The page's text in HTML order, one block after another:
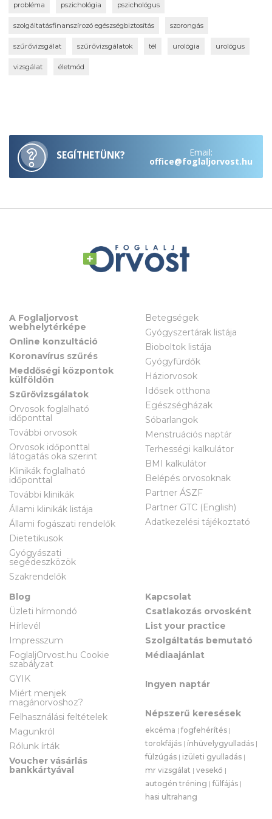
probléma pszichológia pszichológus
szolgáltatásfinanszírozó egészségbiztosítás szorongás
szűrővizsgálat szűrővizsgálatok tél urológia urológus
vizsgálat életmód
SEGÍTHETÜNK? Email:
office@foglaljorvost.hu
A Foglaljorvost
webhelytérképe
Online konzultáció
Koronavírus szűrés
Meddőségi központok
külföldön
Szűrővizsgálatok
Orvosok foglalható
időponttal
További orvosok
Orvosok időponttal
látogatás oka szerint
Klinikák foglalható
időponttal
További klinikák
Állami klinikák listája
Állami fogászati rendelők
Dietetikusok
Gyógyászati
segédeszközök
Szakrendelők
Betegségek
Gyógyszertárak listája
Bioboltok listája
Gyógyfürdők
Háziorvosok
Idősek otthona
Egészségházak
Sóbarlangok
Menstruációs naptár
Terhességi kalkulátor
BMI kalkulátor
Belépés orvosoknak
Partner ÁSZF
Partner GTC (English)
Adatkezelési tájékoztató
Blog
Üzleti hírmondó
Hírlevél
Impresszum
FoglaljOrvost.hu Cookie
szabályzat
GYIK
Miért menjek
magánorvoshoz?
Felhasználási feltételek
Magunkról
Rólunk írták
Voucher vásárlás
bankkártyával
Kapcsolat
Csatlakozás orvosként
List your practice
Szolgáltatás bemutató
Médiaajánlat
Ingyen naptár
Népszerű keresések
ekcéma |fogfehérítés |
torokfájás | ínhüvelygyulladás |
fülzúgás | izületi gyulladás |
mr vizsgálat | vesekő |
autogén tréning |fülfájás |
hasi ultrahang